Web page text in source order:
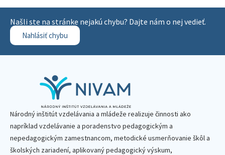
Našli ste na stránke nejakú chybu? Dajte nám o nej vedieť.
Nahlásiť chybu
Národný inštitút vzdelávania a mládeže realizuje činnosti ako
napríklad vzdelávanie a poradenstvo pedagogickým a
nepedagogickým zamestnancom, metodické usmerňovanie škôl a
školských zariadení, aplikovaný pedagogický výskum,